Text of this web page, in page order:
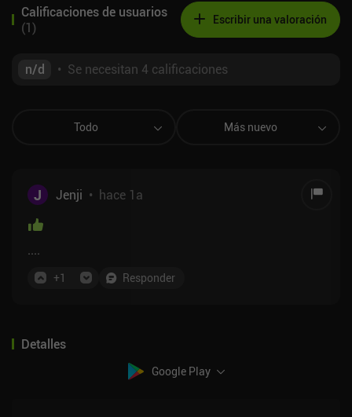
Calificaciones de usuarios
(1) Escribir una valoración
n/d • Se necesitan 4 calificaciones
Todo Más nuevo
J Jenji • hace 1a
....
+1 Responder
Detalles
Google Play